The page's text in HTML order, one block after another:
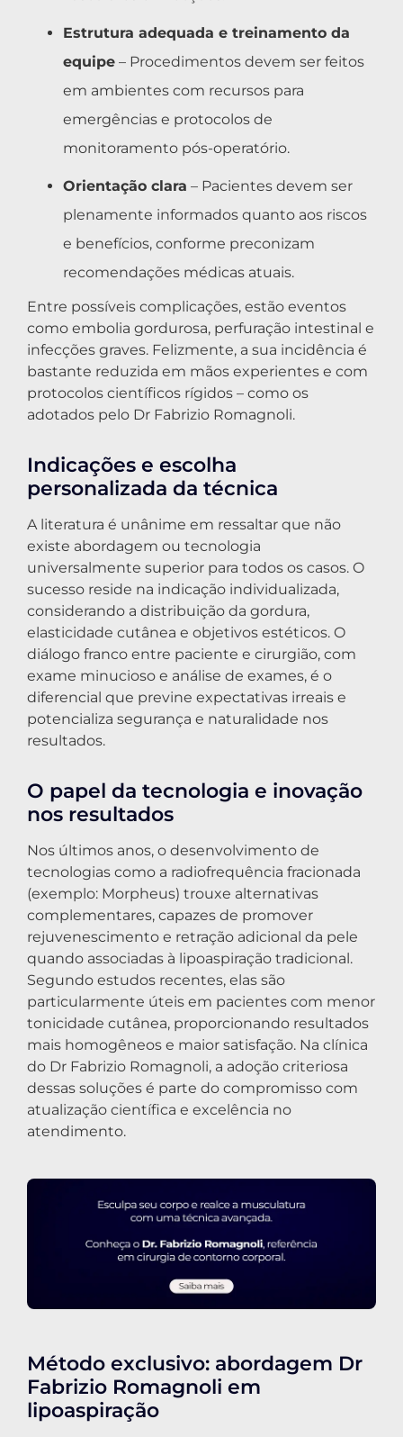
Estrutura adequada e treinamento da
equipe – Procedimentos devem ser feitos
em ambientes com recursos para
emergências e protocolos de
monitoramento pós-operatório.
Orientação clara – Pacientes devem ser
plenamente informados quanto aos riscos
e benefícios, conforme preconizam
recomendações médicas atuais.
Entre possíveis complicações, estão eventos
como embolia gordurosa, perfuração intestinal e
infecções graves. Felizmente, a sua incidência é
bastante reduzida em mãos experientes e com
protocolos científicos rígidos – como os
adotados pelo Dr Fabrizio Romagnoli.
Indicações e escolha
personalizada da técnica
A literatura é unânime em ressaltar que não
existe abordagem ou tecnologia
universalmente superior para todos os casos. O
sucesso reside na indicação individualizada,
considerando a distribuição da gordura,
elasticidade cutânea e objetivos estéticos. O
diálogo franco entre paciente e cirurgião, com
exame minucioso e análise de exames, é o
diferencial que previne expectativas irreais e
potencializa segurança e naturalidade nos
resultados.
O papel da tecnologia e inovação
nos resultados
Nos últimos anos, o desenvolvimento de
tecnologias como a radiofrequência fracionada
(exemplo: Morpheus) trouxe alternativas
complementares, capazes de promover
rejuvenescimento e retração adicional da pele
quando associadas à lipoaspiração tradicional.
Segundo estudos recentes, elas são
particularmente úteis em pacientes com menor
tonicidade cutânea, proporcionando resultados
mais homogêneos e maior satisfação. Na clínica
do Dr Fabrizio Romagnoli, a adoção criteriosa
dessas soluções é parte do compromisso com
atualização científica e excelência no
atendimento.
Método exclusivo: abordagem Dr
Fabrizio Romagnoli em
lipoaspiração